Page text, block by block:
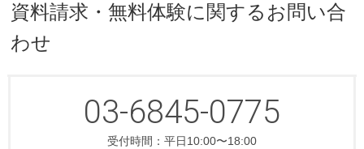
資料請求・無料体験に関するお問い合
わせ
03-6845-0775
受付時間：平日10:00〜18:00